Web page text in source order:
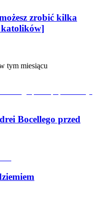
zrobić kilka
katolików]
tym miesiącu
Bocellego przed